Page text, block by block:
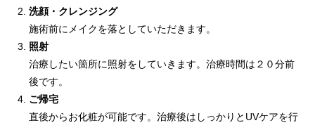
洗顔・クレンジング
施術前にメイクを落としていただきます。
照射
治療したい箇所に照射をしていきます。治療時間は２０分前
後です。
ご帰宅
直後からお化粧が可能です。治療後はしっかりとUVケアを行